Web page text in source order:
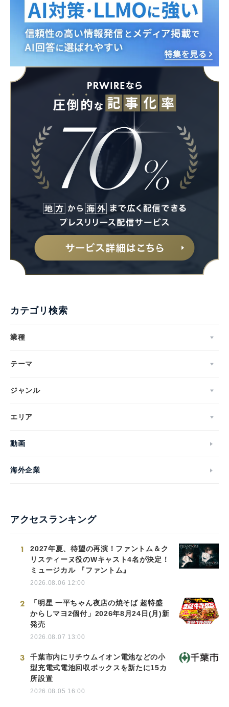
カテゴリ検索
業種
テーマ
ジャンル
エリア
動画
海外企業
アクセスランキング
1
2027年夏、待望の再演！ファントム＆ク
リスティーヌ役のWキャスト4名が決定！
ミュージカル 『ファントム』
2026.08.06 12:00
2
「明星 一平ちゃん夜店の焼そば 超特盛
からしマヨ2個付」2026年8月24日(月)新
発売
2026.08.07 13:00
3
千葉市内にリチウムイオン電池などの小
型充電式電池回収ボックスを新たに15カ
所設置
2026.08.05 16:00